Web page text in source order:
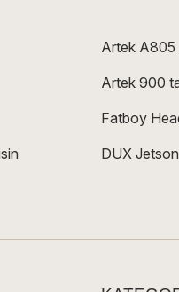
Artek A805
Artek 900
Fatboy
DUX